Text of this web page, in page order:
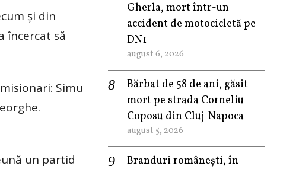
și din
încercat să
Simu
un partid
Gherla, mort într-un
accident de motocicletă pe
DN1
august 6, 2026
Bărbat de 58 de ani, găsit
mort pe strada Corneliu
Coposu din Cluj-Napoca
august 5, 2026
Branduri românești, în